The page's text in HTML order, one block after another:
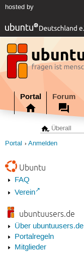
hosted by
Portal Forum
Portal Anmelden
Ubuntu
FAQ
Verein
ubuntuusers.de
Über ubuntuusers.de
Portalregeln
Mitglieder